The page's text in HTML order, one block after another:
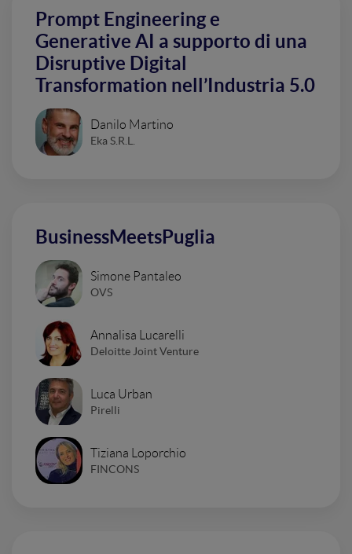
Prompt Engineering e
Generative AI a supporto di una
Disruptive Digital
Transformation nell’Industria 5.0
Danilo Martino
Eka S.R.L.
BusinessMeetsPuglia
Simone Pantaleo
OVS
Annalisa Lucarelli
Deloitte Joint Venture
Luca Urban
Pirelli
Tiziana Loporchio
FINCONS